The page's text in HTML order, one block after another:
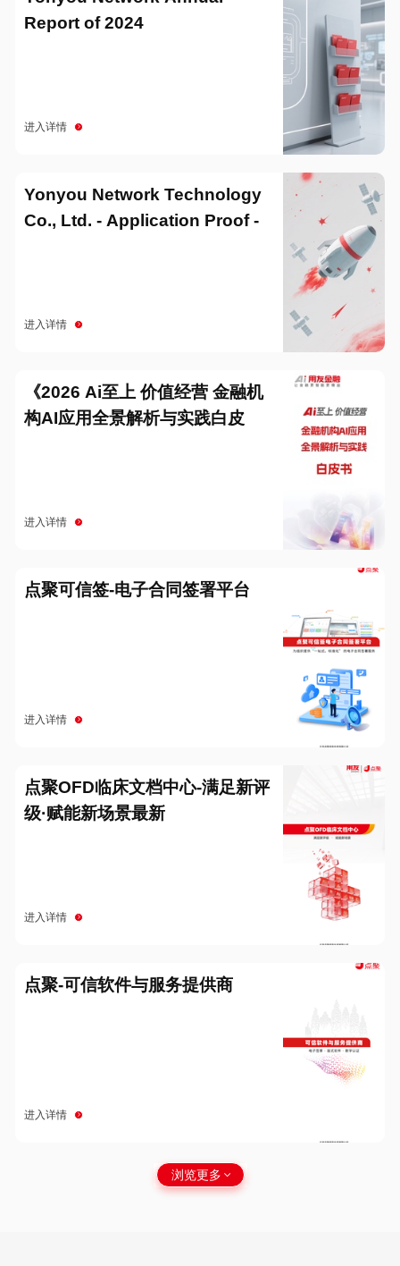
Report of 2024
进入详情
Yonyou Network Technology
Co., Ltd. - Application Proof -
进入详情
《2026 Ai至上 价值经营 金融机
构AI应用全景解析与实践白皮
进入详情
点聚可信签-电子合同签署平台
进入详情
点聚OFD临床文档中心-满足新评
级·赋能新场景最新
进入详情
点聚-可信软件与服务提供商
进入详情
浏览更多